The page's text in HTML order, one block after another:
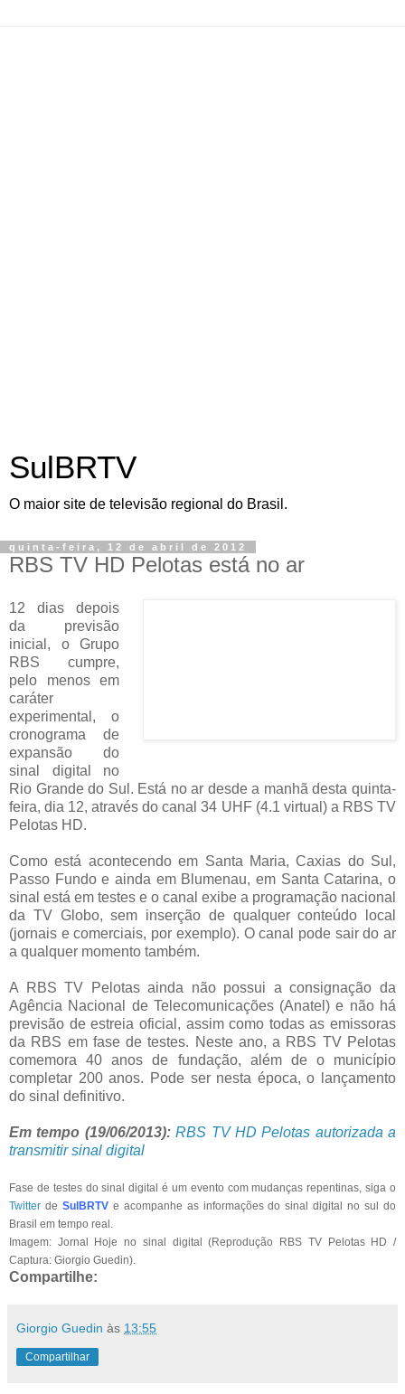
SulBRTV
O maior site de televisão regional do Brasil.
quinta-feira, 12 de abril de 2012
RBS TV HD Pelotas está no ar
12 dias depois
da previsão
inicial, o Grupo
RBS cumpre,
pelo menos em
caráter
experimental, o
cronograma de
expansão do
sinal digital no
Rio Grande do Sul. Está no ar desde a manhã desta quinta-
feira, dia 12, através do canal 34 UHF (4.1 virtual) a RBS TV
Pelotas HD.
Como está acontecendo em Santa Maria, Caxias do Sul,
Passo Fundo e ainda em Blumenau, em Santa Catarina, o
sinal está em testes e o canal exibe a programação nacional
da TV Globo, sem inserção de qualquer conteúdo local
(jornais e comerciais, por exemplo). O canal pode sair do ar
a qualquer momento também.
A RBS TV Pelotas ainda não possui a consignação da
Agência Nacional de Telecomunicações (Anatel) e não há
previsão de estreia oficial, assim como todas as emissoras
da RBS em fase de testes. Neste ano, a RBS TV Pelotas
comemora 40 anos de fundação, além de o município
completar 200 anos. Pode ser nesta época, o lançamento
do sinal definitivo.
Em tempo (19/06/2013):RBS TV HD Pelotas autorizada a
transmitir sinal digital
Fase de testes do sinal digital é um evento com mudanças repentinas, siga o
Twitter de SulBRTVe acompanhe as informações do sinal digital no sul do
Brasil em tempo real.
Imagem: Jornal Hoje no sinal digital (Reprodução RBS TV Pelotas HD /
Captura: Giorgio Guedin).
Compartilhe:
Giorgio Guedin às 13:55
Compartilhar